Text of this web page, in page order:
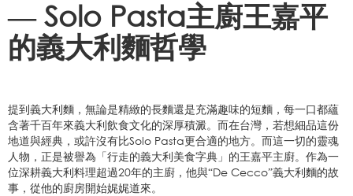
— Solo Pasta主廚王嘉平
的義大利麵哲學
提到義大利麵，無論是精緻的長麵還是充滿趣味的短麵，每一口都蘊
含著千百年來義大利飲食文化的深厚積澱。而在台灣，若想細品這份
地道與經典，或許沒有比Solo Pasta更合適的地方。而這一切的靈魂
人物，正是被譽為「行走的義大利美食字典」的王嘉平主廚。作為一
位深耕義大利料理超過20年的主廚，他與“De Cecco”義大利麵的故
事，從他的廚房開始娓娓道來。